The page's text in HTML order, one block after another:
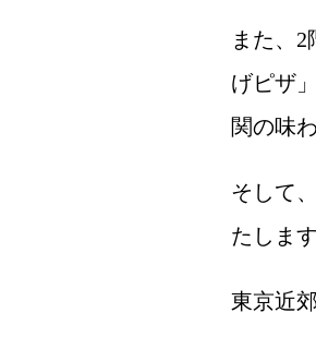
また、
げピザ
関の味
そして
たします
東京近